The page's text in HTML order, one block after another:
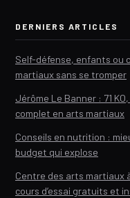
DERNIERS ARTICLES
Self-défense, enfants ou
martiaux sans se tromper
Jérôme Le Banner : 71
complet en arts martiaux
Conseils en nutrition :
budget qui explose
Centre des arts martiaux
cours d’essai gratuits et